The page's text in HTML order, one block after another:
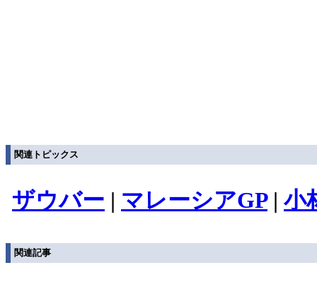
関連トピックス
ザウバー | マレーシアGP| 小
関連記事